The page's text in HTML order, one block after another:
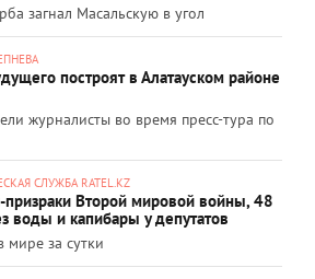
загнал Масальскую в угол
построят в Алатауском районе
журналисты во время пресс-тура по
СЛУЖБА RATEL.KZ
призраки Второй мировой войны, 48
воды и капибары у депутатов
мире за сутки